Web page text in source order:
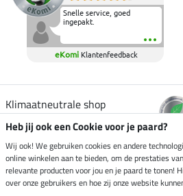
Snelle service, goed
ingepakt.
eKomi Klantenfeedback
Klimaatneutrale shop
Verzending per
Heb jij ook een Cookie voor je paard?
Wij ook! We gebruiken cookies en andere
online winkelen aan te bieden, om de prestaties
relevante producten voor jou en je paard te tonen!
over onze gebruikers en hoe zij onze website